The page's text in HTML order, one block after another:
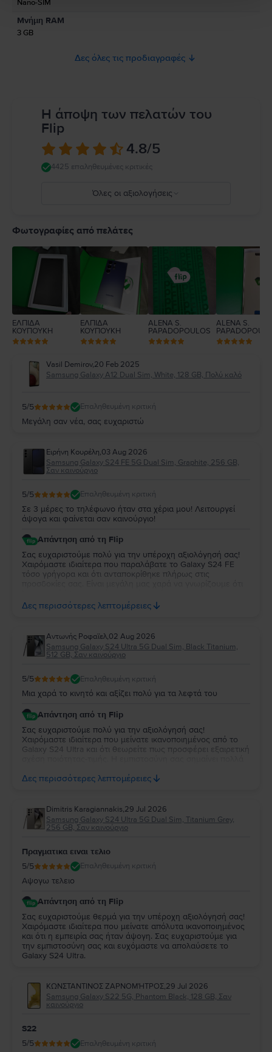
Nano-SIM
Μνήμη RAM
3 GB
Δες όλες τις προδιαγραφές
Η άποψη των πελατών του
Flip
4.8/5
4425 επαληθευμένες κριτικές
Όλες οι αξιολογήσεις
4
Φωτογραφίες από πελάτες
ΕΛΠΙΔΑ
ΚΟΥΠΟΥΚΗ
ΕΛΠΙΔΑ
ΚΟΥΠΟΥΚΗ
ALENA S.
PAPADOPOULOS
ALENA S.
Vasil Demirov,20 Feb 2025
Samsung Galaxy A12 Dual Sim, White, 128 GB, Πολύ καλό
5/5 Επαληθευμένη κριτική
Μεγάλη σαν νέα, σας ευχαριστώ
Ειρήνη Κουρέλη,03 Aug 2026
Samsung Galaxy S24 FE 5G Dual Sim, Graphite, 256 GB,
Σαν καινούργιο
5/5 Επαληθευμένη κριτική
Σε 3 μέρες το τηλέφωνο ήταν στα χέρια μου! Λειτουργεί
άψογα και φαίνεται σαν καινούργιο!
Απάντηση από τη Flip
Σας ευχαριστούμε πολύ για την υπέροχη αξιολόγησή σας!
Χαιρόμαστε ιδιαίτερα που παραλάβατε το Galaxy S24 FE
τόσο γρήγορα και ότι ανταποκρίθηκε πλήρως στις
απόλυτα ικανοποιημένη. Σας ευχαριστούμε για την
εμπιστοσύνη σας και σας ευχόμαστε να χαρείτε τη νέα σας
Δες περισσότερες λεπτομέρειες
Aντωνής Ροφαϊελ,02 Aug 2026
Samsung Galaxy S24 Ultra 5G Dual Sim, Black Titanium,
512 GB, Σαν καινούργιο
5/5 Επαληθευμένη κριτική
Μια χαρά το κινητό και αξίζει πολύ για τα λεφτά του
Απάντηση από τη Flip
Σας ευχαριστούμε πολύ για την αξιολόγησή σας!
Χαιρόμαστε ιδιαίτερα που μείνατε ικανοποιημένος από το
Galaxy S24 Ultra και ότι θεωρείτε πως προσφέρει εξαιρετική
σας εξυπηρετήσουμε ξανά στο μέλλον!
Δες περισσότερες λεπτομέρειες
Dimitris Karagiannakis,29 Jul 2026
Samsung Galaxy S24 Ultra 5G Dual Sim, Titanium Grey,
256 GB, Σαν καινούργιο
Πραγματικα ειναι τελιο
5/5 Επαληθευμένη κριτική
Αψογω τελειο
Απάντηση από τη Flip
Σας ευχαριστούμε θερμά για την υπέροχη αξιολόγησή σας!
Χαιρόμαστε ιδιαίτερα που μείνατε απόλυτα ικανοποιημένος
και ότι η εμπειρία σας ήταν άψογη. Σας ευχαριστούμε για
την εμπιστοσύνη σας και ευχόμαστε να απολαύσετε το
Galaxy S24 Ultra.
ΚΩΝΣΤΑΝΤΙΝΟΣ ΖΑΡΝΟΜΉΤΡΟΣ,29 Jul 2026
Samsung Galaxy S22 5G, Phantom Black, 128 GB, Σαν
καινούργιο
S22
5/5 Επαληθευμένη κριτική